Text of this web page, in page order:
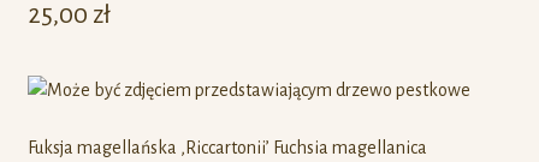
25,00 zł
Fuksja magellańska ‚Riccartonii’ Fuchsia magellanica